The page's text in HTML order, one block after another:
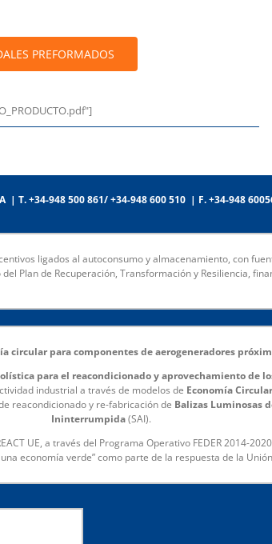
PREFORMADOS
| T. +34-948 500 861/ +34-948 600 510 | F. +34-948
ligados al autoconsumo y almacenamiento, con
Plan de Recuperación, Transformación y Resiliencia,
circular para componentes de aerogeneradores
para el reacondicionado y aprovechamiento de
industrial a través de modelos de Economía Circular
reacondicionado y re-fabricación de Balizas Luminosas
Ininterrumpida(SAI).
UE, a través del Programa Operativo FEDER 2014-
economía verde” como parte de la respuesta de la